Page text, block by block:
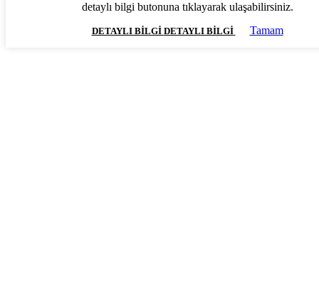
detaylı bilgi butonuna tıklayarak ulaşabilirsiniz.
DETAYLI BILGI DETAYLI BILGI Tamam